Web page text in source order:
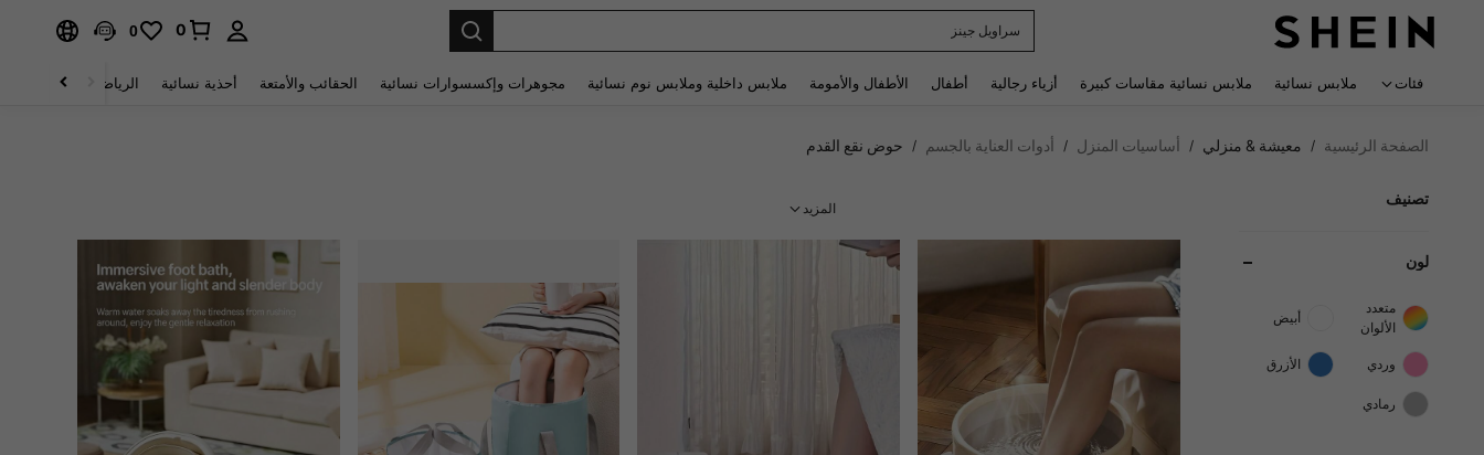
Spaider Man
0
0
فئات ملابس نسائية ملابس نسائية مقاسات كبيرة أزياء رجالية أطفال الأطفال والأمومة ملابس داخلية وملابس نوم نسائية مجوهرات وإكسسوارات نسائية الحقائب والأمتعة أحذية نسائية الرياضة والأنشطة
الصفحة الرئيسية / معيشة & منزلي / أساسيات المنزل / أدوات العناية بالجسم / حوض نقع القدم
تصنيف
لون
متعدد
الألوان
أبيض
وردي الأزرق
رمادي
المزيد